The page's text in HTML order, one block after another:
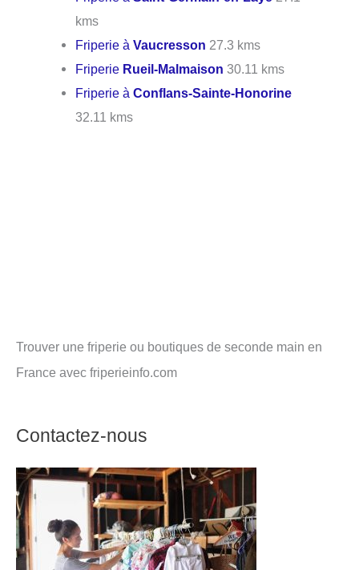
kms
Friperie àVaucresson 27.3 kms
Friperie Rueil-Malmaison 30.11 kms
Friperie àConflans-Sainte-Honorine
32.11 kms
Trouver une friperie ou boutiques de seconde main en
France avec friperieinfo.com
Contactez-nous